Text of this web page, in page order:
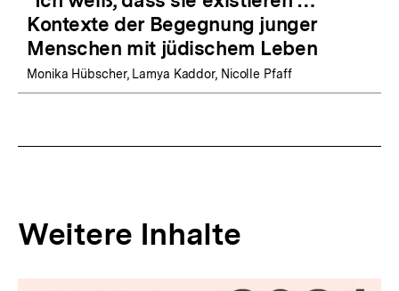
Kontexte der Begegnung junger
Menschen mit jüdischem Leben
Monika Hübscher, Lamya Kaddor, Nicolle Pfaff
Weitere Inhalte